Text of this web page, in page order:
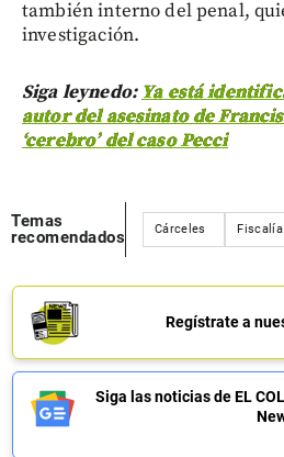
también interno del penal,
investigación.
Siga leynedo: Ya está
autor del asesinato de
‘cerebro’ del caso Pecci
Temas
recomendados
Cárceles
Regístrate a
Siga las noticias de EL